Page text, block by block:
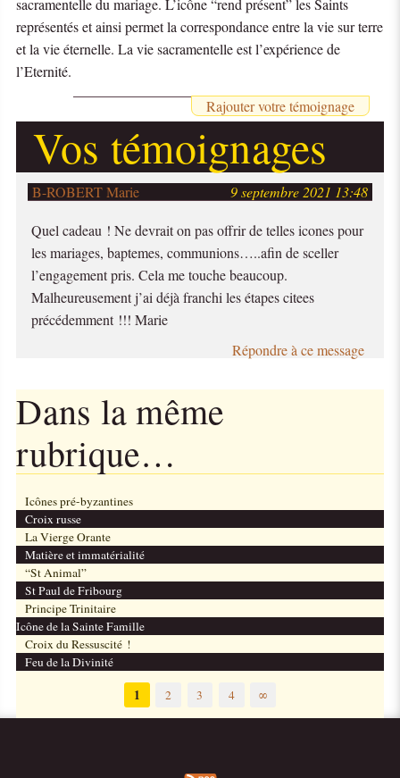
représentés et ainsi permet la correspondance entre la vie sur terre
et la vie éternelle. La vie sacramentelle est l’expérience de
l’Eternité.
Rajouter votre témoignage
Vos témoignages
B-ROBERT Marie 9 septembre 2021 13:48
Quel cadeau ! Ne devrait on pas offrir de telles icones pour
les mariages, baptemes, communions…..afin de sceller
l’engagement pris. Cela me touche beaucoup.
Malheureusement j’ai déjà franchi les étapes citees
précédemment !!! Marie
Répondre à ce message
Dans la même
rubrique…
Icônes pré-byzantines
Croix russe
La Vierge Orante
Matière et immatérialité
“St Animal”
St Paul de Fribourg
Principe Trinitaire
Icône de la Sainte Famille
Croix du Ressuscité !
Feu de la Divinité
1 2 3 4 ∞